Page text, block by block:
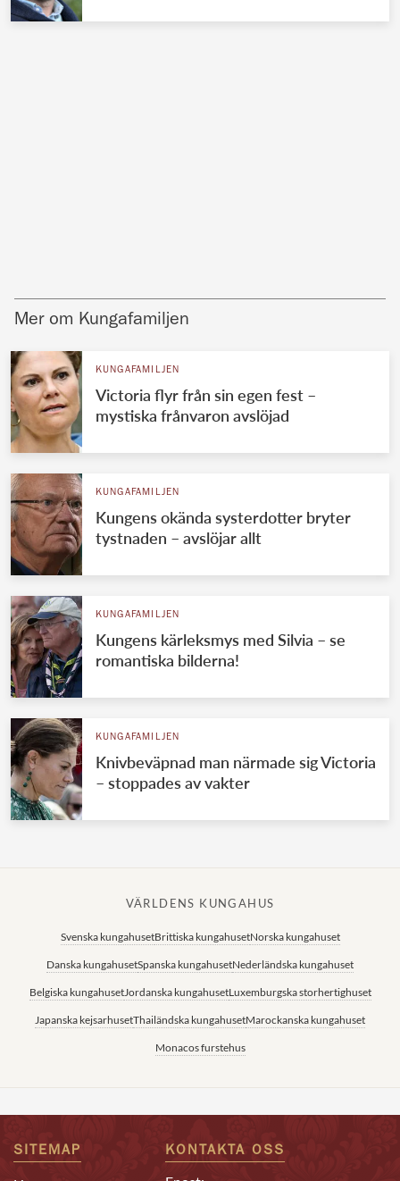
Mer om Kungafamiljen
KUNGAFAMILJEN
Victoria flyr från sin egen fest –
mystiska frånvaron avslöjad
KUNGAFAMILJEN
Kungens okända systerdotter bryter
tystnaden – avslöjar allt
KUNGAFAMILJEN
Kungens kärleksmys med Silvia – se
romantiska bilderna!
KUNGAFAMILJEN
Knivbeväpnad man närmade sig Victoria
– stoppades av vakter
VÄRLDENS KUNGAHUS
Svenska kungahusetBrittiska kungahusetNorska kungahuset
Danska kungahusetSpanska kungahusetNederländska kungahuset
Belgiska kungahusetJordanska kungahusetLuxemburgska storhertighuset
Japanska kejsarhusetThailändska kungahusetMarockanska kungahuset
Monacos furstehus
SITEMAP KONTAKTA OSS